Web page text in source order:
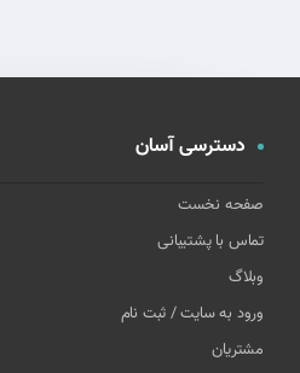
دسترسی آسان
صفحه نخست
تماس با پشتیبانی
وبلاگ
ورود به سایت / ثبت نام
مشتریان